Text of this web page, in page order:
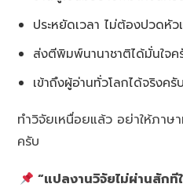
ประหยัดเวลา ไม่ต้องปวดหัว
ส่งตีพิมพ์นานาชาติได้มั่นใจค
เข้าถึงผู้อ่านทั่วโลกได้จริงครับ
ทำวิจัยเหนื่อยแล้ว อย่าให้ภาษ
ครับ
“แปลงานวิจัยไม่ผ่านสัก